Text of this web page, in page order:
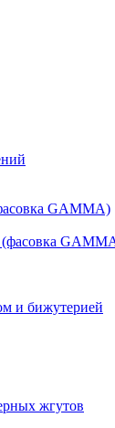
GAMMA)
и бижутерией
жгутов